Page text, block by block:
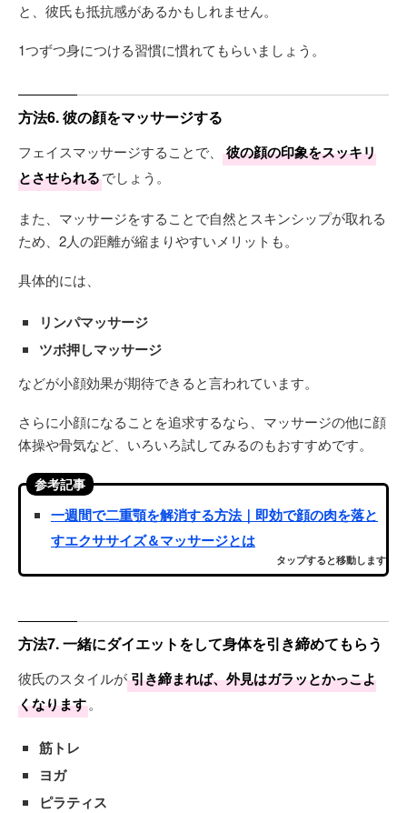
と、彼氏も抵抗感があるかもしれません。
1つずつ身につける習慣に慣れてもらいましょう。
方法6. 彼の顔をマッサージする
フェイスマッサージすることで、
彼の顔の印象をスッキリ
とさせられるでしょう。
また、マッサージをすることで自然とスキンシップが取れる
ため、2人の距離が縮まりやすいメリットも。
具体的には、
リンパマッサージ
ツボ押しマッサージ
などが小顔効果が期待できると言われています。
さらに小顔になることを追求するなら、マッサージの他に顔
体操や骨気など、いろいろ試してみるのもおすすめです。
参考記事
一週間で二重顎を解消する方法｜即効で顔の肉を落と
すエクササイズ＆マッサージとは
タップすると移動します
方法7. 一緒にダイエットをして身体を引き締めてもらう
彼氏のスタイルが引き締まれば、外見はガラッとかっこよ
くなります。
筋トレ
ヨガ
ピラティス